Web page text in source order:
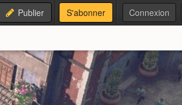
Publier S'abonner Connexion